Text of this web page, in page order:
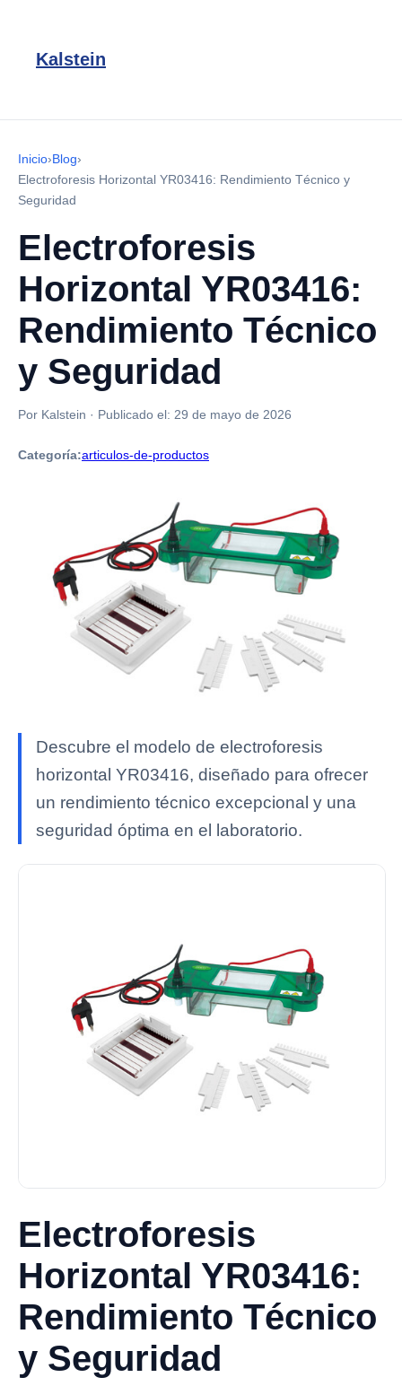
Kalstein
Inicio›Blog›
Electroforesis Horizontal YR03416: Rendimiento Técnico y
Seguridad
Electroforesis
Horizontal YR03416:
Rendimiento Técnico
y Seguridad
Por Kalstein · Publicado el: 29 de mayo de 2026
Categoría:articulos-de-productos
Descubre el modelo de electroforesis
horizontal YR03416, diseñado para ofrecer
un rendimiento técnico excepcional y una
seguridad óptima en el laboratorio.
Electroforesis
Horizontal YR03416:
Rendimiento Técnico
y Seguridad